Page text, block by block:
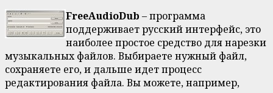
FreeAudioDub – программа
поддерживает русский интерфейс, это
наиболее простое средство для нарезки
музыкальных файлов. Выбираете нужный файл,
сохраняете его, и дальше идет процесс
редактирования файла. Вы можете, например,